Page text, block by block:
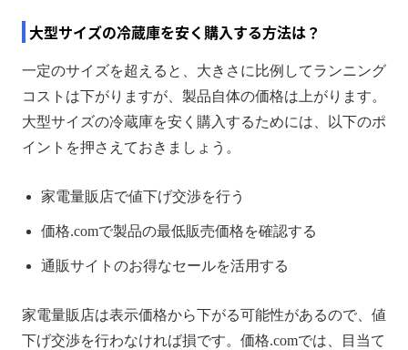
大型サイズの冷蔵庫を安く購入する方法は？
一定のサイズを超えると、大きさに比例してランニング
コストは下がりますが、製品自体の価格は上がります。
大型サイズの冷蔵庫を安く購入するためには、以下のポ
イントを押さえておきましょう。
家電量販店で値下げ交渉を行う
価格.comで製品の最低販売価格を確認する
通販サイトのお得なセールを活用する
家電量販店は表示価格から下がる可能性があるので、値
下げ交渉を行わなければ損です。価格.comでは、目当て